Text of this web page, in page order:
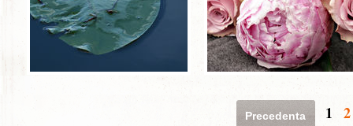
Precedenta 1 2